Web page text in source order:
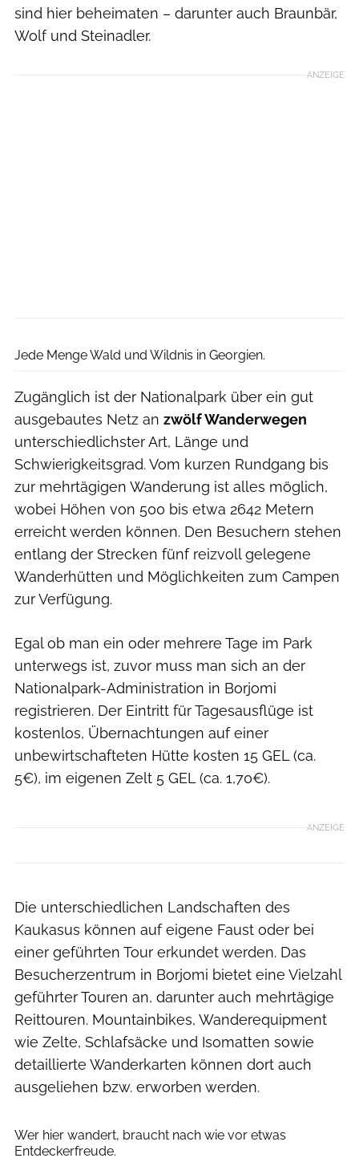
sind hier beheimaten – darunter auch Braunbär,
Wolf und Steinadler.
ANZEIGE
Jede Menge Wald und Wildnis in Georgien.
Zugänglich ist der Nationalpark über ein gut
ausgebautes Netz an zwölf Wanderwegen
unterschiedlichster Art, Länge und
Schwierigkeitsgrad. Vom kurzen Rundgang bis
zur mehrtägigen Wanderung ist alles möglich,
wobei Höhen von 500 bis etwa 2642 Metern
erreicht werden können. Den Besuchern stehen
entlang der Strecken fünf reizvoll gelegene
Wanderhütten und Möglichkeiten zum Campen
zur Verfügung.
Egal ob man ein oder mehrere Tage im Park
unterwegs ist, zuvor muss man sich an der
Nationalpark-Administration in Borjomi
registrieren. Der Eintritt für Tagesausflüge ist
kostenlos, Übernachtungen auf einer
unbewirtschafteten Hütte kosten 15 GEL (ca.
5€), im eigenen Zelt 5 GEL (ca. 1,70€).
ANZEIGE
Die unterschiedlichen Landschaften des
Kaukasus können auf eigene Faust oder bei
einer geführten Tour erkundet werden. Das
Besucherzentrum in Borjomi bietet eine Vielzahl
geführter Touren an, darunter auch mehrtägige
Reittouren. Mountainbikes, Wanderequipment
wie Zelte, Schlafsäcke und Isomatten sowie
detaillierte Wanderkarten können dort auch
ausgeliehen bzw. erworben werden.
Wer hier wandert, braucht nach wie vor etwas
Entdeckerfreude.